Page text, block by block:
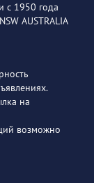
с 1950 года
AUSTRALIA
на
возможно